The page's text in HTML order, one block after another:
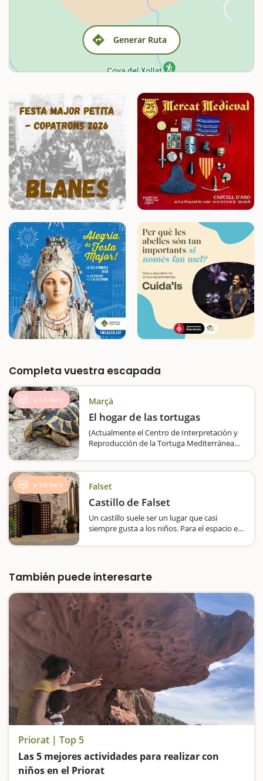
Generar Ruta
Completa vuestra escapada
a 1,1 Km's Marçà
El hogar de las tortugas
(Actualmente el Centro de Interpretación y
Reproducción de la Tortuga Mediterránea
tranquilo, en Marçà hay un lugar…
a 3,0 Km's Falset
Castillo de Falset
Un castillo suele ser un lugar que casi
siempre gusta a los niños. Para el espacio en
exterior,…
También puede interesarte
Priorat | Top 5
Las 5 mejores actividades para realizar con
niños en el Priorat